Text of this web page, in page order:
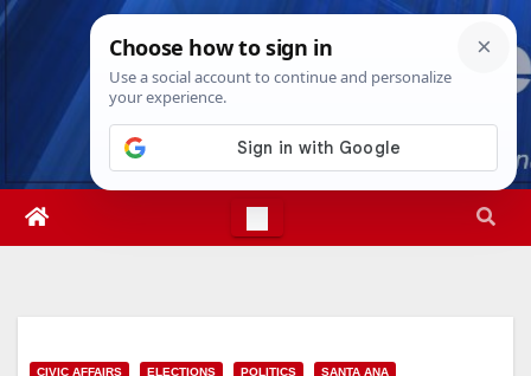
Skip
Fri. Aug 7th, 20267:47:03 AM
CIVIC AFFAIRS ELECTIONS POLITICS SANTA ANA